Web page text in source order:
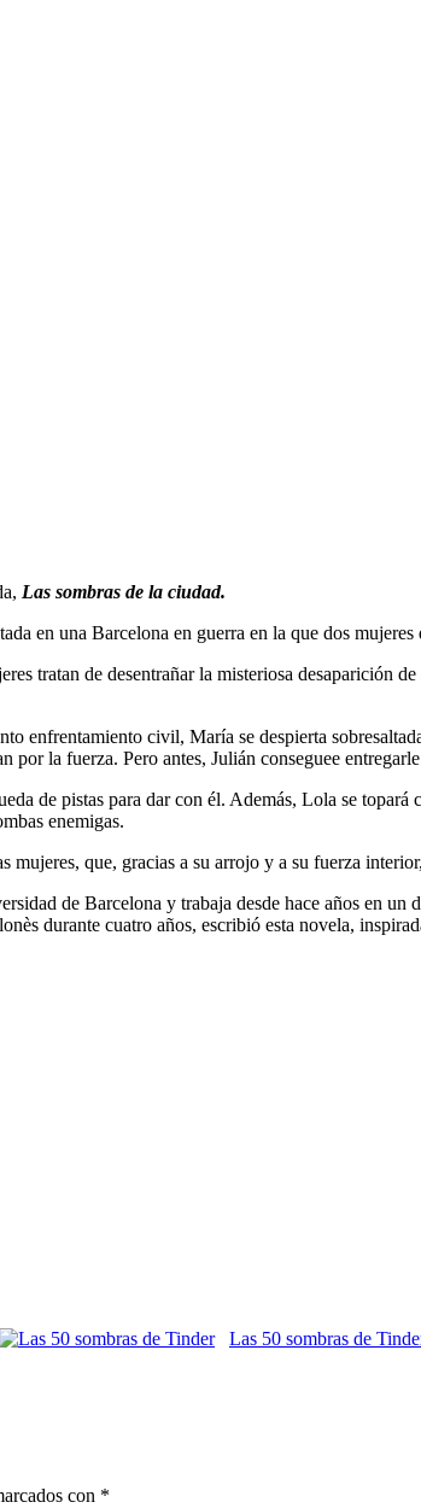
Las sombras de la ciudad.
en una Barcelona en guerra en la que dos
tratan de desentrañar la misteriosa desaparición
enfrentamiento civil, María se despierta
la fuerza. Pero antes, Julián conseguee
de pistas para dar con él. Además, Lola se
enemigas.
mujeres, que, gracias a su arrojo y a su fuerza
de Barcelona y trabaja desde hace años en un
durante cuatro años, escribió esta novela,
Las 50 sombras de
con *